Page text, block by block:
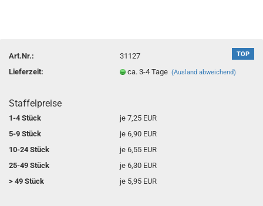
TOP
Art.Nr.:
31127
Lieferzeit:
ca. 3-4 Tage(Ausland abweichend)
Staffelpreise
1-4 Stück
je 7,25 EUR
5-9 Stück
je 6,90 EUR
10-24 Stück
je 6,55 EUR
25-49 Stück
je 6,30 EUR
> 49 Stück
je 5,95 EUR